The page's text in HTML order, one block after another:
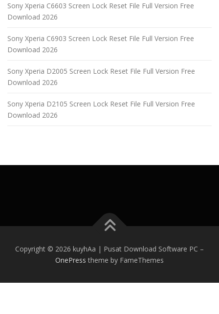
Sony Xperia C6603 Screen Lock Reset File Full Version Free
Download 2026
Sony Xperia C6903 Screen Lock Reset File Full Version Free
Download 2026
Sony Xperia D2005 Screen Lock Reset File Full Version Free
Download 2026
Sony Xperia D2105 Screen Lock Reset File Full Version Free
Download 2026
Copyright © 2026 kuyhAa | Pusat Download Software PC –
OnePress theme by FameThemes